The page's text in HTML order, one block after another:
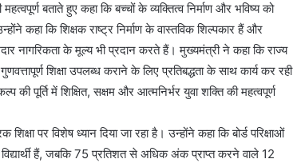
बताते हुए कहा कि बच्चों के व्यक्तित्व निर्माण और भविष्य को
कहा कि शिक्षक राष्ट्र निर्माण के वास्तविक शिल्पकार हैं और
नागरिकता के मूल्य भी प्रदान करते हैं। मुख्यमंत्री ने कहा कि राज्य
शिक्षा उपलब्ध कराने के लिए प्रतिबद्धता के साथ कार्य कर रही
पूर्ति में शिक्षित, सक्षम और आत्मनिर्भर युवा शक्ति की महत्वपूर्ण
पर विशेष ध्यान दिया जा रहा है। उन्होंने कहा कि बोर्ड परिक्षाओं
हैं, जबकि 75 प्रतिशत से अधिक अंक प्राप्त करने वाले 12